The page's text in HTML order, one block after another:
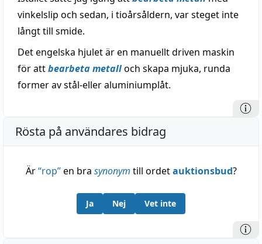
vinkelslip och sedan, i tioårsåldern, var steget inte
långt till smide.
Det engelska hjulet är en manuellt driven maskin
för attbearbeta metalloch skapa mjuka, runda
former av stål-eller aluminiumplåt.
Rösta på användares bidrag
Är“rop”en bra synonym till ordetauktionsbud?
Ja Nej Vet inte